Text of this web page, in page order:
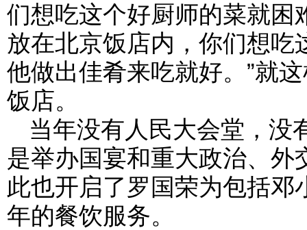
们想吃这个好厨师的菜就困
放在北京饭店内，你们想
他做出佳肴来吃就好。”就
饭店。
当年没有人民大会堂，没
是举办国宴和重大政治、
此也开启了罗国荣为包括
年的餐饮服务。